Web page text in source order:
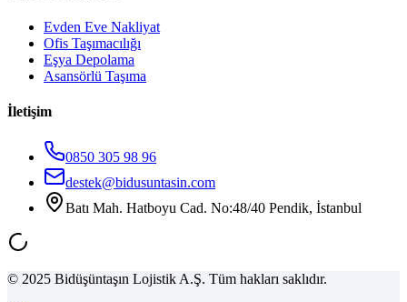
Evden Eve Nakliyat
Ofis Taşımacılığı
Eşya Depolama
Asansörlü Taşıma
İletişim
0850 305 98 96
destek@bidusuntasin.com
Batı Mah. Hatboyu Cad. No:48/40 Pendik, İstanbul
© 2025 Bidüşüntaşın Lojistik A.Ş. Tüm hakları saklıdır.